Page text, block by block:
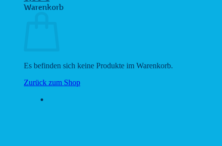
Warenkorb
Es befinden sich keine Produkte im Warenkorb.
Zurück zum Shop